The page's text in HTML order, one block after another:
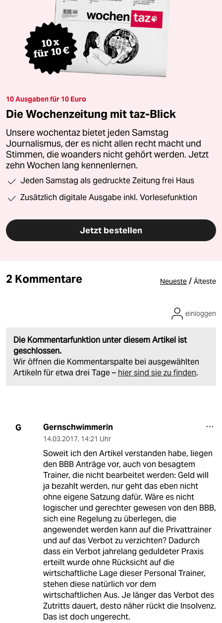
10 Ausgaben für 10 Euro
Die Wochenzeitung mit taz-Blick
Unsere wochentaz bietet jeden Samstag
Journalismus, der es nicht allen recht macht und
Stimmen, die woanders nicht gehört werden. Jetzt
zehn Wochen lang kennenlernen.
Jeden Samstag als gedruckte Zeitung frei Haus
Zusätzlich digitale Ausgabe inkl. Vorlesefunktion
Jetzt bestellen
2 Kommentare Neueste / Älteste
Die Kommentarfunktion unter diesem Artikel ist
geschlossen.
Wir öffnen die Kommentarspalte bei ausgewählten
Artikeln für etwa drei Tage – hier sind sie zu finden.
einloggen
G Gernschwimmerin
14.03.2017, 14:21 Uhr
Soweit ich den Artikel verstanden habe, liegen
den BBB Anträge vor, auch von besagtem
Trainer, die nicht bearbeitet werden: Geld will
ja bezahlt werden, nur geht das eben nicht
ohne eigene Satzung dafür. Wäre es nicht
logischer und gerechter gewesen von den BBB,
sich eine Regelung zu überlegen, die
angewendet werden kann auf die Privattrainer
und auf das Verbot zu verzichten? Dadurch
dass ein Verbot jahrelang geduldeter Praxis
erteilt wurde ohne Rücksicht auf die
wirtschaftliche Lage dieser Personal Trainer,
stehen diese natürlich vor dem
wirtschaftlichen Aus. Je länger das Verbot des
Zutritts dauert, desto näher rückt die Insolvenz.
Das ist doch ungerecht.